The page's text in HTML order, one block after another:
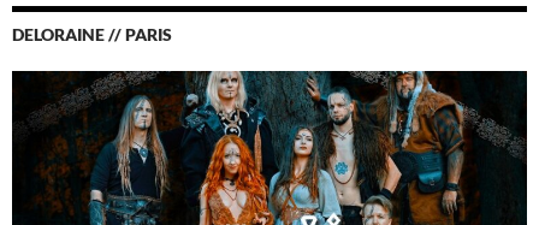
DELORAINE // PARIS